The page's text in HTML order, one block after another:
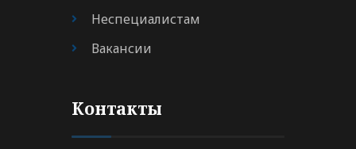
Неспециалистам
Вакансии
Контакты